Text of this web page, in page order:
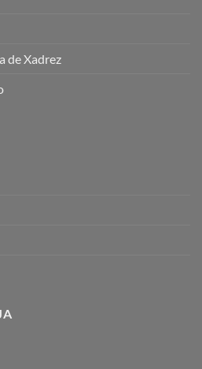
de Xadrez